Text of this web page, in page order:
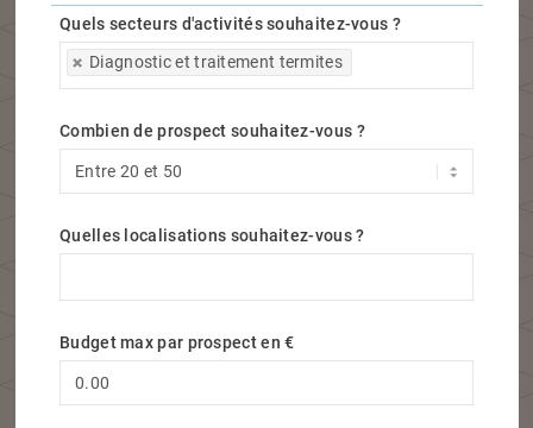
Quels secteurs d'activités souhaitez-vous ?
Diagnostic et traitement termites
Quels secteurs d'activités souhaitez-vous ?
Combien de prospect souhaitez-vous ?
Quelles localisations souhaitez-vous ?
Budget max par prospect en €